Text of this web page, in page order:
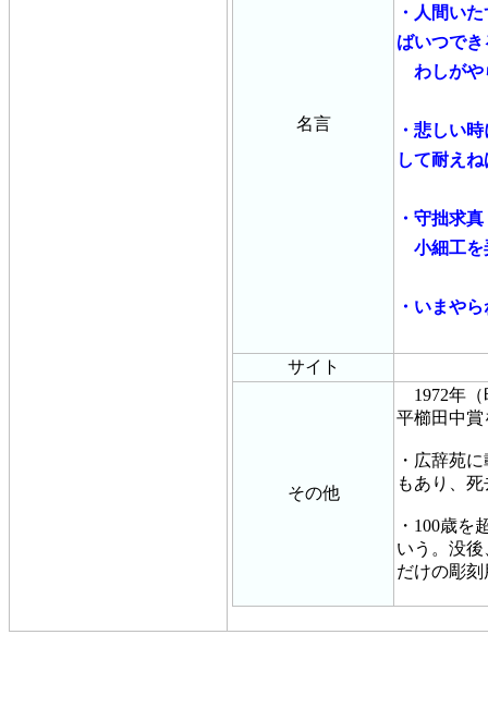
名言
・人間い
ばいつでき
わしがや
・悲しい
して耐え
・守拙求
小細工を
・いまや
サイト
その他
1972年（
平櫛田中
・広辞苑
もあり、
・100歳
いう。没
だけの彫